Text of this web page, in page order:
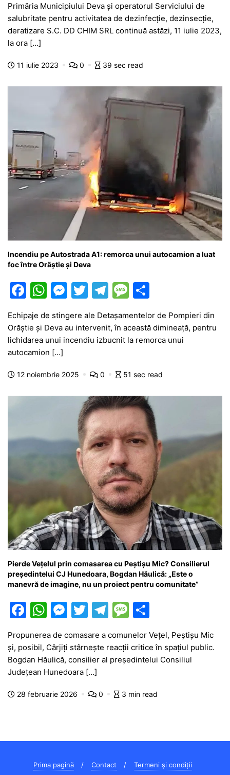
c
e
b
o
at
s
p
s
s
n
itt
er
e
gr
m
s
s
g
ta
je
Primăria Municipiului Deva şi operatorul Serviciului de
salubritate pentru activitatea de dezinfecţie, dezinsecţie,
deratizare S.C. DD CHIM SRL continuă astăzi, 11 iulie 2023,
la ora […]
11 iulie 2023 0 39 sec read
Incendiu pe Autostrada A1: remorca unui autocamion a luat
foc între Orăștie și Deva
F
c
e
b
o
W
at
s
A
p
M
s
s
n
er
T
itt
er
T
e
gr
m
M
s
s
g
ta
je
z
Echipaje de stingere ale Detașamentelor de Pompieri din
Orăștie și Deva au intervenit, în această dimineață, pentru
lichidarea unui incendiu izbucnit la remorca unui
autocamion […]
12 noiembrie 2025 0 51 sec read
Pierde Vețelul prin comasarea cu Peștișu Mic? Consilierul
președintelui CJ Hunedoara, Bogdan Hăulică: „Este o
manevră de imagine, nu un proiect pentru comunitate”
F
c
e
b
o
W
at
s
A
p
M
s
s
e
n
T
itt
er
T
e
gr
m
M
s
s
g
ta
je
z
Propunerea de comasare a comunelor Vețel, Peștișu Mic
și, posibil, Cârjiți stârnește reacții critice în spațiul public.
Bogdan Hăulică, consilier al președintelui Consiliul
Județean Hunedoara […]
28 februarie 2026 0 3 min read
Prima pagină Contact Termeni și condiții